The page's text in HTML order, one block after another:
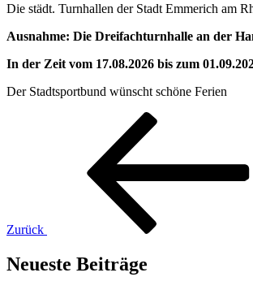
Die städt. Turnhallen der Stadt Emmerich
Ausnahme: Die Dreifachturnhalle an der
In der Zeit vom 17.08.2026 bis zum
Der Stadtsportbund wünscht schöne Ferien
Beitragsnavigation
Zurück
Neueste Beiträge